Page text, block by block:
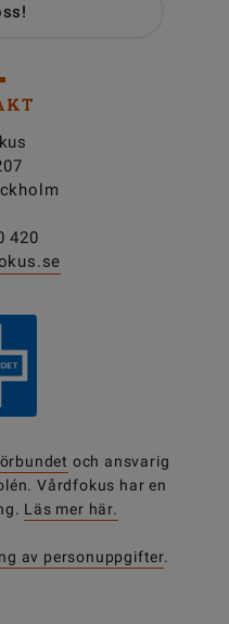
420
och ansvarig
Vårdfokus har en
Läs mer här.
av personuppgifter.